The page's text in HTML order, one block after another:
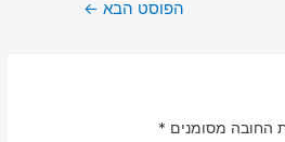
הפוסט הבא ←
החובה מסומנים *